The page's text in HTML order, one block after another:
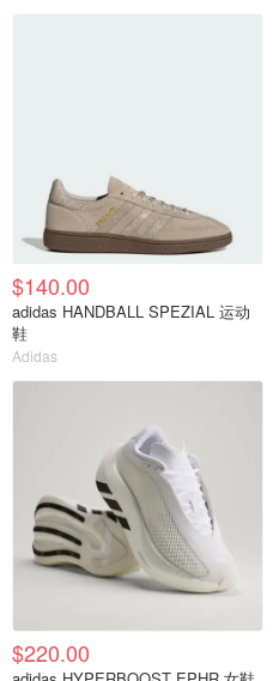
$140.00
adidas HANDBALL SPEZIAL 运动
鞋
Adidas
$220.00